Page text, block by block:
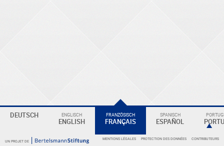
DEUTSCH ENGLISCH
ENGLISH
FRANZÖSISCH
FRANÇAIS
SPANISCH
ESPAÑOL
UN PROJET DE MENTIONS LÉGALES PROTECTION DES DONNÉES CONTRIBUTEURS
ELEKTRONIKER
Eine